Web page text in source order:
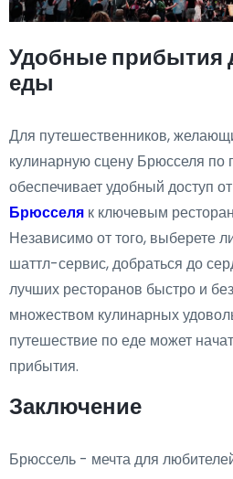
Удобные прибытия
еды
Для путешественников,
кулинарную сцену Брюсселя по
обеспечивает удобный доступ от
Брюсселя к ключевым
Независимо от того, выберете
шаттл-сервис, добраться до
лучших ресторанов быстро и
множеством кулинарных
путешествие по еде может
прибытия.
Заключение
Брюссель - мечта для